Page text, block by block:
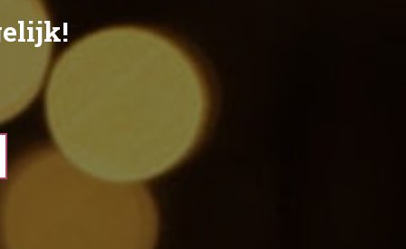
elijk!